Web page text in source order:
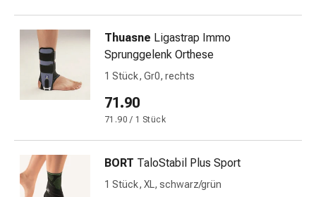
Darm
Durchfall
Hämorrhoiden
Übelkeit
Erbrechen
Verdauung,
Blähungen
Thuasne Ligastrap Immo
Sprunggelenk Orthese
1 Stück, Gr0, rechts
71.90
71.90 / 1 Stück
BORT TaloStabil Plus Sport
1 Stück, XL, schwarz/grün